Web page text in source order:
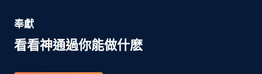
奉獻
看看神通過你能做什麽